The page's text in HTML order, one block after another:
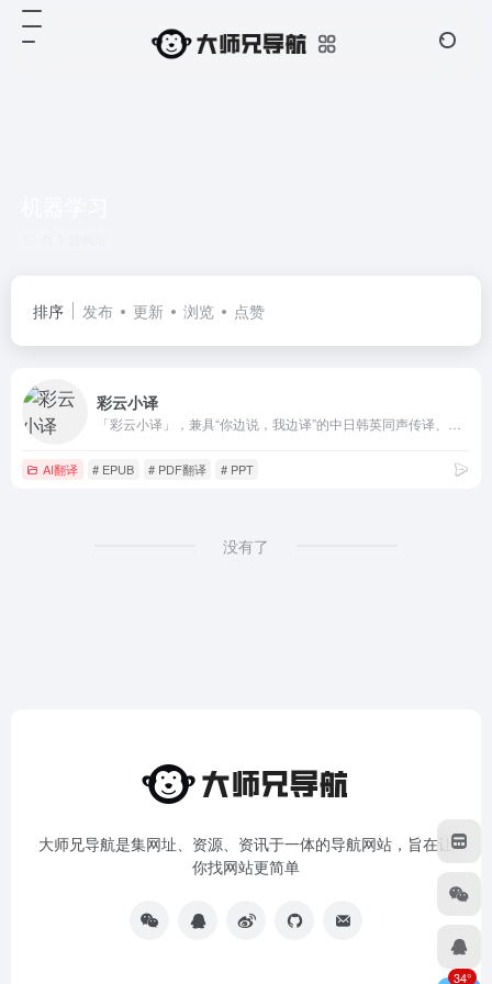
排序 发布 更新 浏览 点赞
彩云小译
AI翻译 # EPUB # PDF翻译 # PPT
没有了
大师兄导航是集网址、资源、资讯于一体的导航网站，旨在让
你找网站更简单
34°